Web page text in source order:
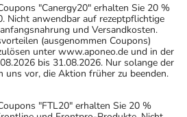
"Canergy20" erhalten Sie 20 %
Nicht anwendbar auf rezeptpflichtige
und Versandkosten.
(ausgenommen Coupons)
unter www.aponeo.de und in der
bis 31.08.2026. Nur solange der
uns vor, die Aktion früher zu beenden.
"FTL20" erhalten Sie 20 %